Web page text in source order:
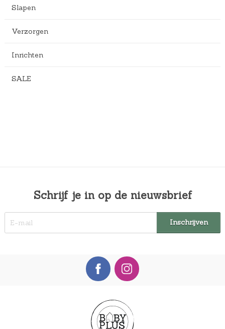
Slapen
Verzorgen
Inrichten
SALE
Schrijf je in op de nieuwsbrief